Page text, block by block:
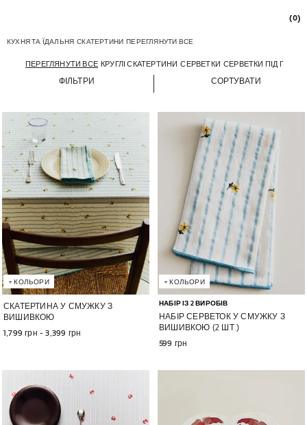
(0)
КУХНЯ ТА ЇДАЛЬНЯ СКАТЕРТИНИ ПЕРЕГЛЯНУТИ ВСЕ
ПЕРЕГЛЯНУТИ ВСЕ КРУГЛІ СКАТЕРТИНИ СЕРВЕТКИ СЕРВЕТКИ ПІД ПОСУД
ФІЛЬТРИ СОРТУВАТИ
СКАТЕРТИНА У СМУЖКУ З
ВИШИВКОЮ
1,799 грн - 3,399 грн
+КОЛЬОРИ
Зображення змінено на 1 з 6
НАБІР ІЗ 2 ВИРОБІВ
НАБІР СЕРВЕТОК У СМУЖКУ З
ВИШИВКОЮ (2 ШТ.)
599 грн
+КОЛЬОРИ
Зображення змінено на 1 з 6
Зображення змінено на 1 з 6 Зображення змінено на 1 з 5